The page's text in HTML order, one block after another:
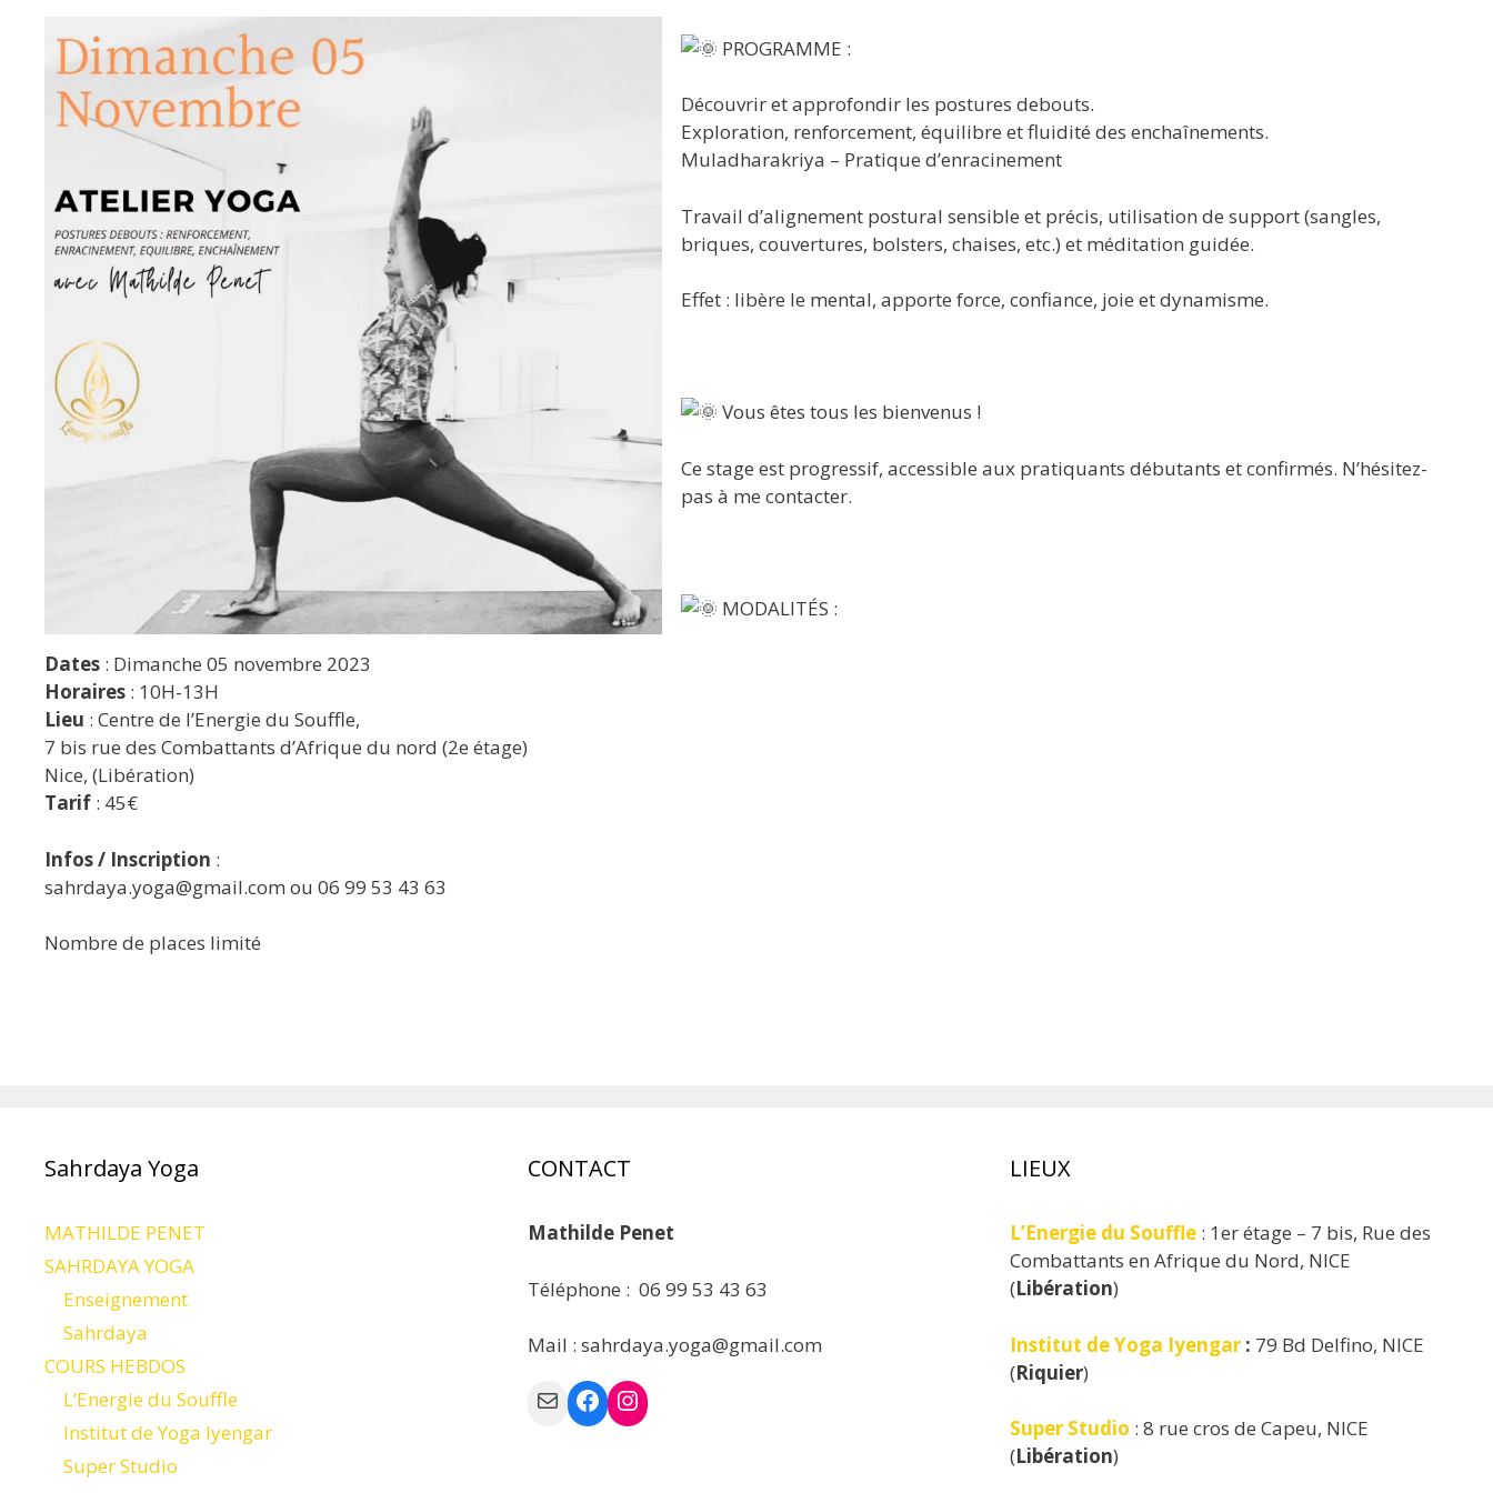
PROGRAMME :
Découvrir et approfondir les postures debouts.
Exploration, renforcement, équilibre et fluidité des enchaînements.
Muladharakriya – Pratique d’enracinement
Travail d’alignement postural sensible et précis, utilisation de support (sangles,
briques, couvertures, bolsters, chaises, etc.) et méditation guidée.
Effet : libère le mental, apporte force, confiance, joie et dynamisme.
Vous êtes tous les bienvenus !
Ce stage est progressif, accessible aux pratiquants débutants et confirmés. N’hésitez-
pas à me contacter.
MODALITÉS :
Dates : Dimanche 05 novembre 2023
Horaires : 10H-13H
Lieu : Centre de l’Energie du Souffle,
7 bis rue des Combattants d’Afrique du nord (2e étage)
Nice, (Libération)
Tarif : 45€
Infos / Inscription :
sahrdaya.yoga@gmail.com ou 06 99 53 43 63
Nombre de places limité
Sahrdaya Yoga
MATHILDE PENET
SAHRDAYA YOGA
Enseignement
Sahrdaya
COURS HEBDOS
L’Energie du Souffle
Institut de Yoga Iyengar
Super Studio
CONTACT
Mathilde Penet
Téléphone : 06 99 53 43 63
Mail : sahrdaya.yoga@gmail.com
MailFacebook
Instagram
LIEUX
L’Energie du Souffle : 1er étage – 7 bis, Rue des
Combattants en Afrique du Nord, NICE
(Libération)
Institut de Yoga Iyengar : 79 Bd Delfino, NICE
(Riquier)
Super Studio : 8 rue cros de Capeu, NICE
(Libération)